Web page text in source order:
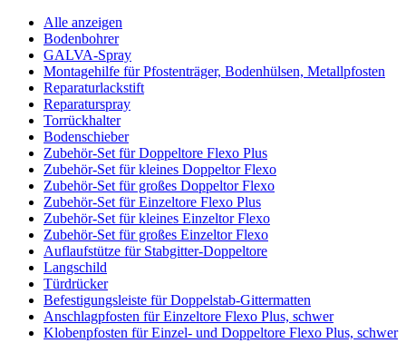
Alle anzeigen
Bodenbohrer
GALVA-Spray
Montagehilfe für Pfostenträger, Bodenhülsen, Metallpfosten
Reparaturlackstift
Reparaturspray
Torrückhalter
Bodenschieber
Zubehör-Set für Doppeltore Flexo Plus
Zubehör-Set für kleines Doppeltor Flexo
Zubehör-Set für großes Doppeltor Flexo
Zubehör-Set für Einzeltore Flexo Plus
Zubehör-Set für kleines Einzeltor Flexo
Zubehör-Set für großes Einzeltor Flexo
Auflaufstütze für Stabgitter-Doppeltore
Langschild
Türdrücker
Befestigungsleiste für Doppelstab-Gittermatten
Anschlagpfosten für Einzeltore Flexo Plus, schwer
Klobenpfosten für Einzel- und Doppeltore Flexo Plus, schwer